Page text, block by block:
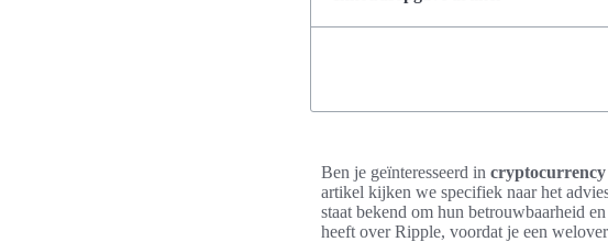
Ben je geïnteresseerd in cryptocurrency
artikel kijken we specifiek naar het
staat bekend om hun betrouwbaarheid
heeft over Ripple, voordat je een